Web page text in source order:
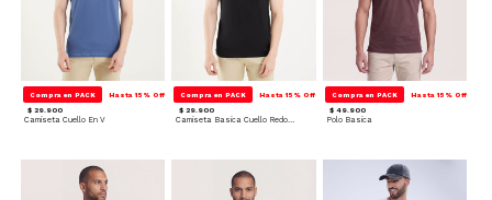
Compra en PACK Hasta 15% Off
$ 29.900
Camiseta Cuello En V
Compra en PACK Hasta 15% Off
$ 29.900
Camiseta Basica Cuello Redondo
Compra en PACK Hasta 15% Off
$ 49.900
Polo Basica